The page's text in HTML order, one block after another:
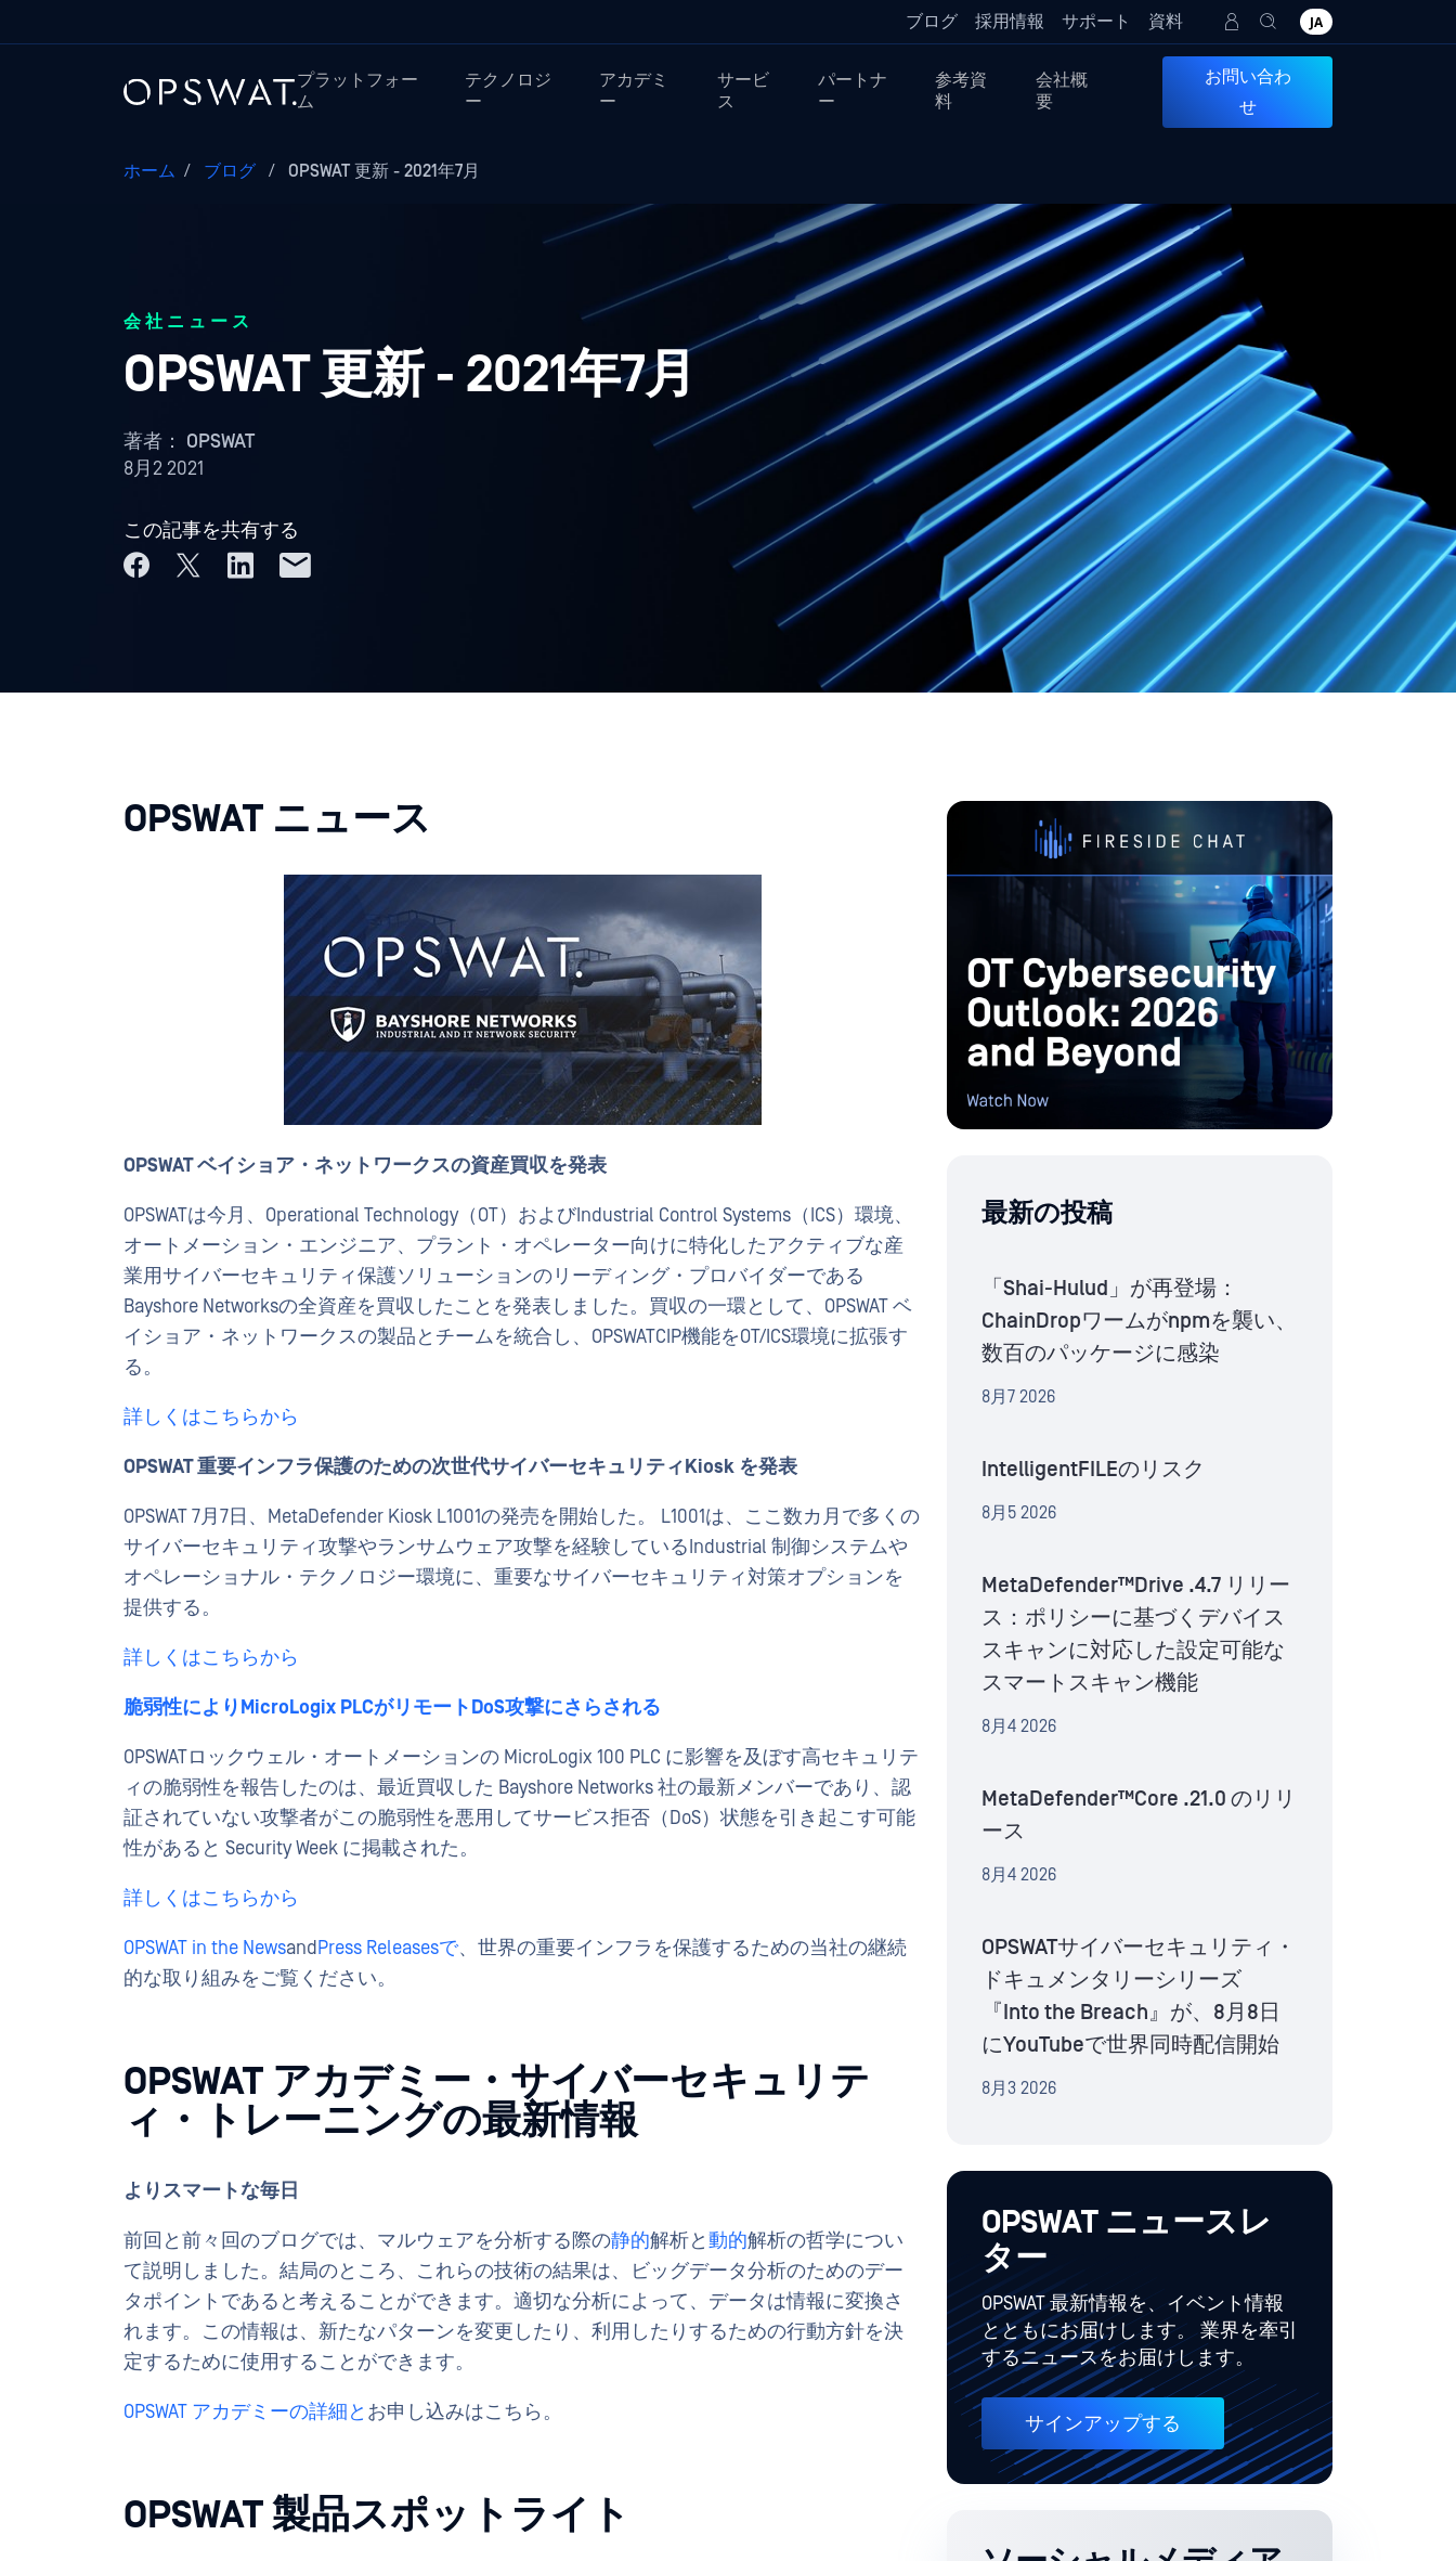
ブログ 採用情報 サポート 資料 JA
プラットフォー
ム
テクノロジ
ー
アカデミ
ー
サービ
ス
パートナ
ー
参考資
料
会社概
要
お問い合わ
せ
ホーム / ブログ / OPSWAT 更新 - 2021年7月
会社ニュース
OPSWAT 更新 - 2021年7月
著者： OPSWAT
8月2 2021
この記事を共有する
OPSWAT ニュース
OPSWAT ベイショア・ネットワークスの資産買収を発表
OPSWATは今月、Operational Technology（OT）およびIndustrial Control Systems（ICS）環境、
オートメーション・エンジニア、プラント・オペレーター向けに特化したアクティブな産
業用サイバーセキュリティ保護ソリューションのリーディング・プロバイダーである
Bayshore Networksの全資産を買収したことを発表しました。買収の一環として、OPSWAT ベ
イショア・ネットワークスの製品とチームを統合し、OPSWATCIP機能をOT/ICS環境に拡張す
る。
詳しくはこちらから
OPSWAT 重要インフラ保護のための次世代サイバーセキュリティKiosk を発表
OPSWAT 7月7日、MetaDefender Kiosk L1001の発売を開始した。 L1001は、ここ数カ月で多くの
サイバーセキュリティ攻撃やランサムウェア攻撃を経験しているIndustrial 制御システムや
オペレーショナル・テクノロジー環境に、重要なサイバーセキュリティ対策オプションを
提供する。
詳しくはこちらから
脆弱性によりMicroLogix PLCがリモートDoS攻撃にさらされる
OPSWATロックウェル・オートメーションの MicroLogix 100 PLC に影響を及ぼす高セキュリテ
ィの脆弱性を報告したのは、最近買収した Bayshore Networks 社の最新メンバーであり、認
証されていない攻撃者がこの脆弱性を悪用してサービス拒否（DoS）状態を引き起こす可能
性があると Security Week に掲載された。
詳しくはこちらから
OPSWAT in the Newsand Press Releasesで、世界の重要インフラを保護するための当社の継続
的な取り組みをご覧ください。
OPSWAT アカデミー・サイバーセキュリテ
ィ・トレーニングの最新情報
よりスマートな毎日
前回と前々回のブログでは、マルウェアを分析する際の静的解析と動的解析の哲学につい
て説明しました。結局のところ、これらの技術の結果は、ビッグデータ分析のためのデー
タポイントであると考えることができます。適切な分析によって、データは情報に変換さ
れます。この情報は、新たなパターンを変更したり、利用したりするための行動方針を決
定するために使用することができます。
OPSWAT アカデミーの詳細と お申し込みはこちら。
OPSWAT 製品スポットライト
最新の投稿
「Shai-Hulud」が再登場：
ChainDropワームがnpmを襲い、
数百のパッケージに感染
8月7 2026
IntelligentFILEのリスク
8月5 2026
MetaDefender™Drive .4.7 リリー
ス：ポリシーに基づくデバイス
スキャンに対応した設定可能な
スマートスキャン機能
8月4 2026
MetaDefender™Core .21.0 のリリ
ース
8月4 2026
OPSWATサイバーセキュリティ・
ドキュメンタリーシリーズ
『Into the Breach』が、8月8日
にYouTubeで世界同時配信開始
8月3 2026
OPSWAT ニュースレ
ター
OPSWAT 最新情報を、イベント情報
とともにお届けします。 業界を牽引
するニュースをお届けします。
サインアップする